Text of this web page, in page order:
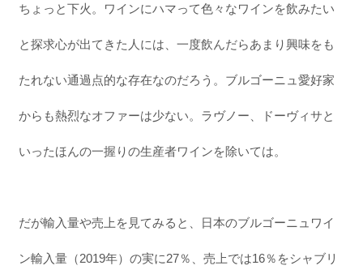
ちょっと下火。ワインにハマって色々なワインを飲みたい
と探求心が出てきた人には、一度飲んだらあまり興味をも
たれない通過点的な存在なのだろう。ブルゴーニュ愛好家
からも熱烈なオファーは少ない。ラヴノー、ドーヴィサと
いったほんの一握りの生産者ワインを除いては。
だが輸入量や売上を見てみると、日本のブルゴーニュワイ
ン輸入量（2019年）の実に27％、売上では16％をシャブリ